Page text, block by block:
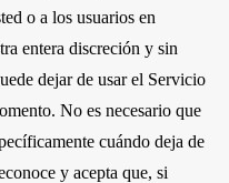
o a los usuarios en
entera discreción y sin
dejar de usar el Servicio
No es necesario que
cuándo deja de
y acepta que, si